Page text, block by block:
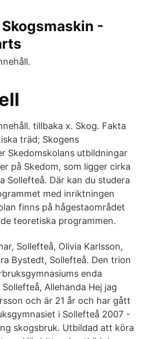
-
tillbaka x. Skog. Fakta
träd; Skogens
Skedomskolans utbildningar
på Skedom, som ligger cirka
Sollefteå. Där kan du studera
med inriktningen
finns på hågestaområdet
teoretiska programmen.
Sollefteå, Olivia Karlsson,
Bystedt, Sollefteå. Den trion
enda
Allehanda Hej jag
och är 21 år och har gått
i Sollefteå 2007 -
skogsbruk. Utbildad att köra